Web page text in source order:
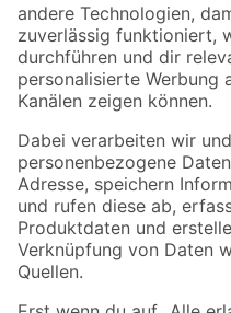
Zur Newsletter Anmeldung
Folge uns
Zahlungsarten
Sicher einkaufen